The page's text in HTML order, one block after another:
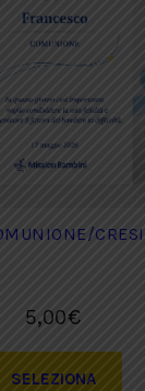
5,00€
SELEZIONA